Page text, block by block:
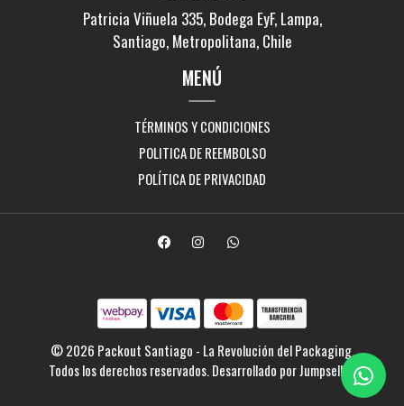
Patricia Viñuela 335, Bodega EyF, Lampa,
Santiago, Metropolitana, Chile
MENÚ
TÉRMINOS Y CONDICIONES
POLITICA DE REEMBOLSO
POLÍTICA DE PRIVACIDAD
© 2026 Packout Santiago - La Revolución del Packaging.
Todos los derechos reservados.Desarrollado por Jumpseller .